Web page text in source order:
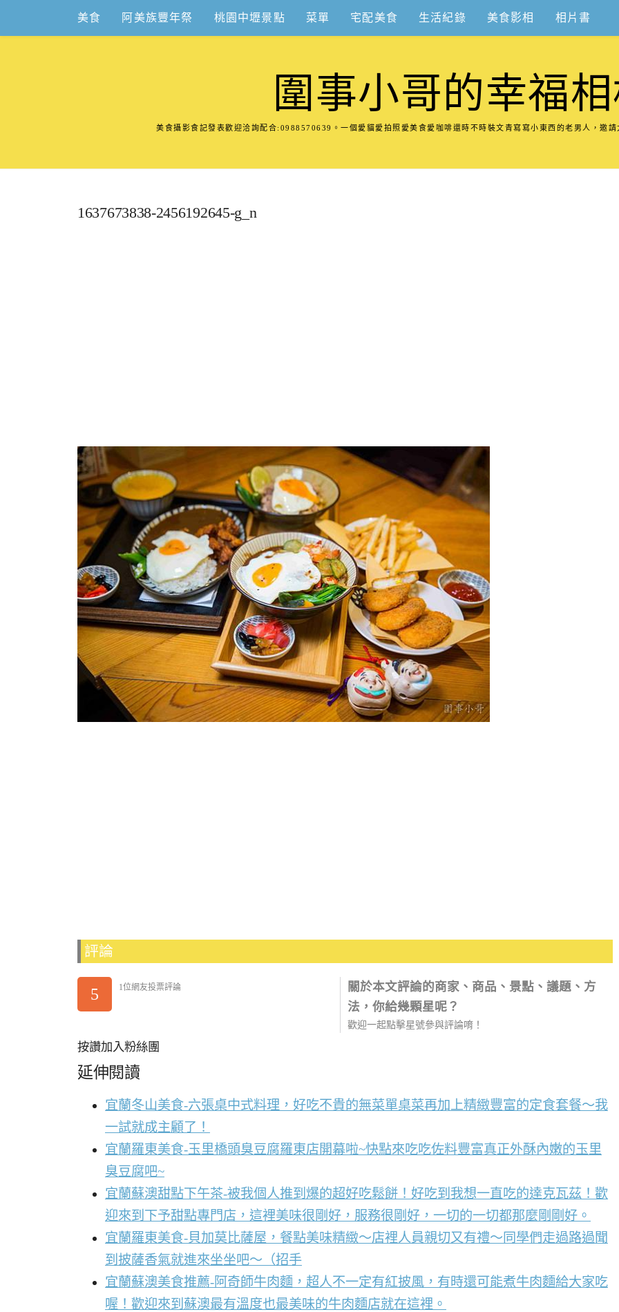
content
美食 阿美族豐年祭 桃園中壢景點 菜單 宅配美食 生活紀錄 美食影相 相片書
圍事小哥的幸福
美食攝影食記發表歡迎洽詢配合:0988570639。一個愛貓愛拍照愛美食愛咖啡還時不時裝文青寫寫小東西的老男人，邀
1637673838-2456192645-g_n
評論
5 1位網友投票評論
關於本文評論的商家、商品、景點、議題、方
法，你給幾顆星呢？
歡迎一起點擊星號參與評論唷！
按讚加入粉絲團
延伸閱讀
宜蘭冬山美食-六張桌中式料理，好吃不貴的無菜單桌菜再加上精緻豐富的定食套餐～我
一試就成主顧了！
宜蘭羅東美食-玉里橋頭臭豆腐羅東店開幕啦~快點來吃吃佐料豐富真正外酥內嫩的玉里
臭豆腐吧~
宜蘭蘇澳甜點下午茶-被我個人推到爆的超好吃鬆餅！好吃到我想一直吃的達克瓦茲！歡
迎來到下予甜點專門店，這裡美味很剛好，服務很剛好，一切的一切都那麼剛剛好。
宜蘭羅東美食-貝加莫比薩屋，餐點美味精緻～店裡人員親切又有禮～同學們走過路過聞
到披薩香氣就進來坐坐吧～（招手
宜蘭蘇澳美食推薦-阿奇師牛肉麵，超人不一定有紅披風，有時還可能煮牛肉麵給大家吃
喔！歡迎來到蘇澳最有溫度也最美味的牛肉麵店就在這裡。